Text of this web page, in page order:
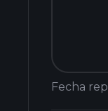
Fecha